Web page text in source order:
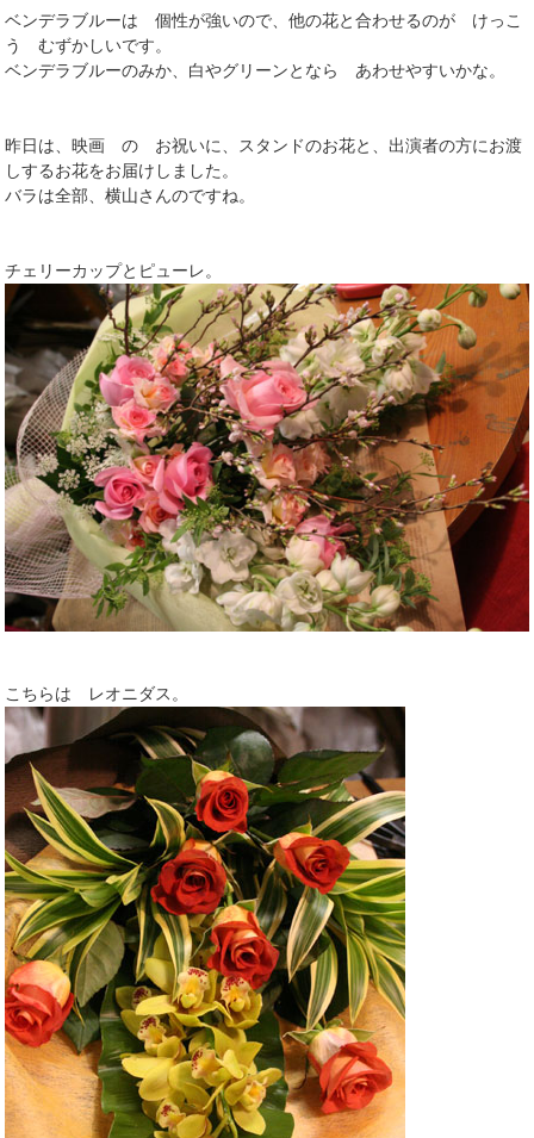
ベンデラブルーは 個性が強いので、他の花と合わせるのが けっこ
う むずかしいです。
ベンデラブルーのみか、白やグリーンとなら あわせやすいかな。
昨日は、映画 の お祝いに、スタンドのお花と、出演者の方にお渡
しするお花をお届けしました。
バラは全部、横山さんのですね。
チェリーカップとピューレ。
こちらは レオニダス。